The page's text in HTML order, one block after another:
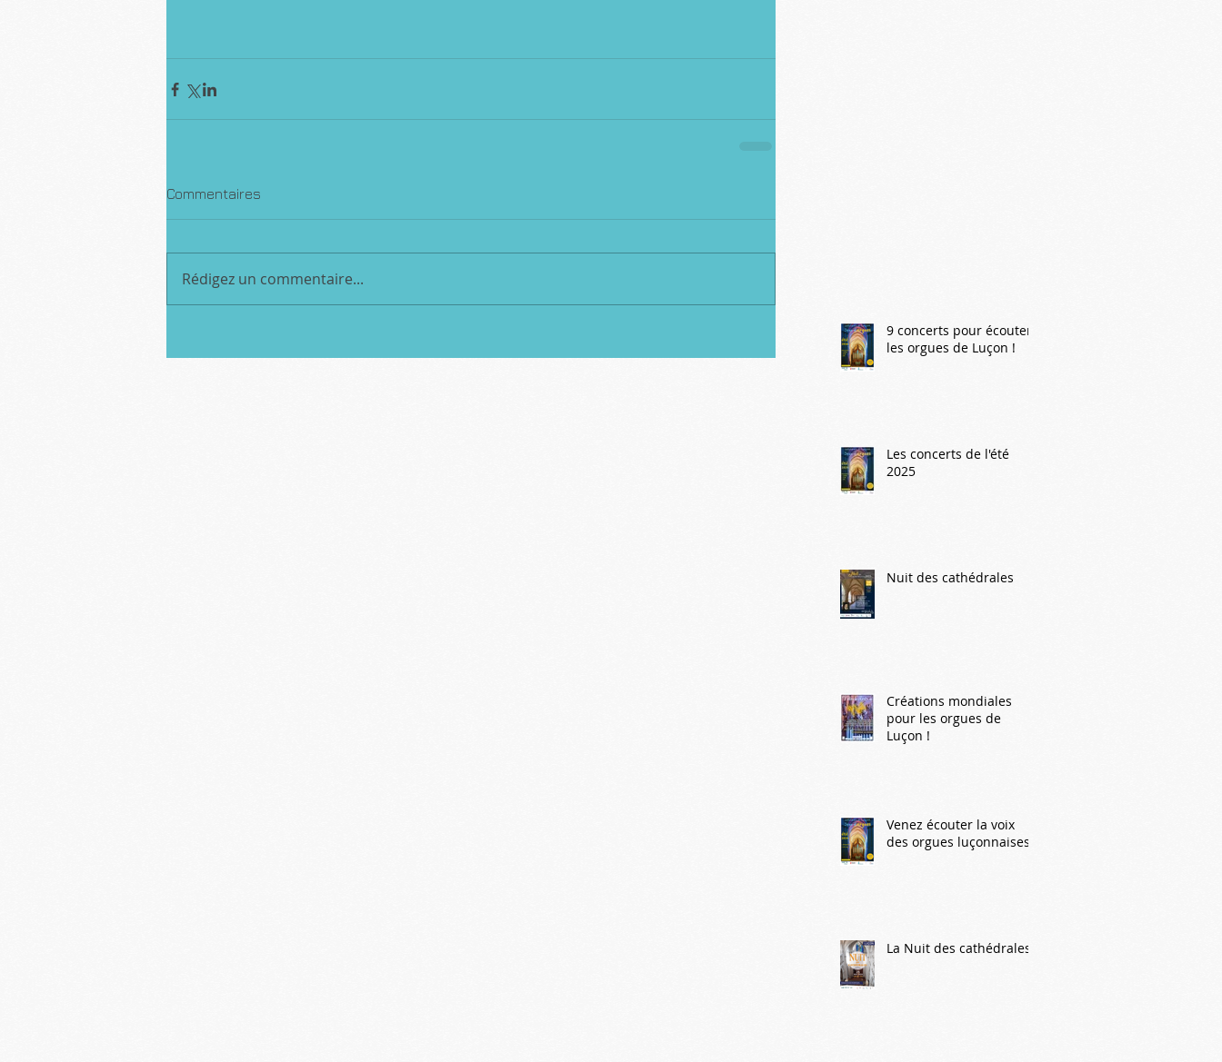
Commentaires
Rédigez un commentaire...
9 concerts pour écouter
les orgues de Luçon !
Les concerts de l'été
2025
Nuit des cathédrales
Créations mondiales
pour les orgues de
Luçon !
Venez écouter la voix
des orgues luçonnaises !
La Nuit des cathédrales